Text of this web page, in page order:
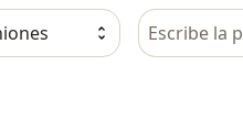
Busca en